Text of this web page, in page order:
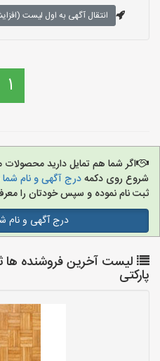
انتقال آگهی به اول لیست
1
اگر شما هم تمایل دارید محصولات
شروع روی دکمهدرج آگهی و نام
ثبت نام نموده و سپس خودتان را
درج آگهی و نام
لیست آخرین فروشنده ها
پارکتی